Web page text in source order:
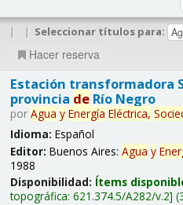
| | Seleccionar títulos para:
Hacer reserva
Estación transformadora
provincia deRío Negro
por Agua y Energía Eléctrica,
Idioma: Español
Editor: Buenos Aires: Agua y
1988
Disponibilidad: Ítems
topográfica: 621.374.5/A282/v.2